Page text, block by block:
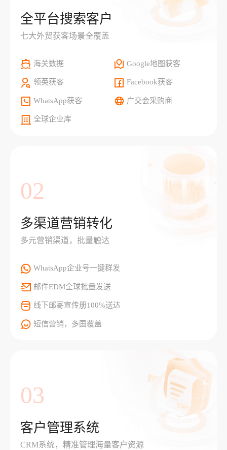
全平台搜索客户
七大外贸获客场景全覆盖
海关数据 Google地图获客
领英获客 Facebook获客
WhatsApp获客 广交会采购商
全球企业库
02
多渠道营销转化
多元营销渠道，批量触达
WhatsApp企业号一键群发
邮件EDM全球批量发送
线下邮寄宣传册100%送达
短信营销，多国覆盖
03
客户管理系统
CRM系统，精准管理海量客户资源